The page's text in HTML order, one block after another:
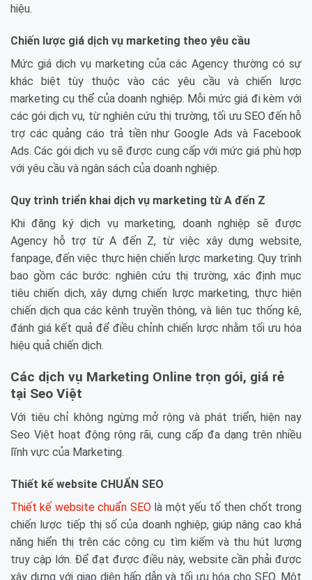
hiệu.
Chiến lược giá dịch vụ marketing theo yêu cầu
Mức giá dịch vụ marketing của các Agency thường có sự
khác biệt tùy thuộc vào các yêu cầu và chiến lược
marketing cụ thể của doanh nghiệp. Mỗi mức giá đi kèm với
các gói dịch vụ, từ nghiên cứu thị trường, tối ưu SEO đến hỗ
trợ các quảng cáo trả tiền như Google Ads và Facebook
Ads. Các gói dịch vụ sẽ được cung cấp với mức giá phù hợp
với yêu cầu và ngân sách của doanh nghiệp.
Quy trình triển khai dịch vụ marketing từ A đến Z
Khi đăng ký dịch vụ marketing, doanh nghiệp sẽ được
Agency hỗ trợ từ A đến Z, từ việc xây dựng website,
fanpage, đến việc thực hiện chiến lược marketing. Quy trình
bao gồm các bước: nghiên cứu thị trường, xác định mục
tiêu chiến dịch, xây dựng chiến lược marketing, thực hiện
chiến dịch qua các kênh truyền thông, và liên tục thống kê,
đánh giá kết quả để điều chỉnh chiến lược nhằm tối ưu hóa
hiệu quả chiến dịch.
Các dịch vụ Marketing Online trọn gói, giá rẻ
tại Seo Việt
Với tiêu chỉ không ngừng mở rộng và phát triển, hiện nay
Seo Việt hoạt động rộng rãi, cung cấp đa dạng trên nhiều
lĩnh vực của Marketing.
Thiết kế website CHUẨN SEO
Thiết kế website chuẩn SEOlà một yếu tố then chốt trong
chiến lược tiếp thị số của doanh nghiệp, giúp nâng cao khả
năng hiển thị trên các công cụ tìm kiếm và thu hút lượng
truy cập lớn. Để đạt được điều này, website cần phải được
xây dựng với giao diện hấp dẫn và tối ưu hóa cho SEO. Một